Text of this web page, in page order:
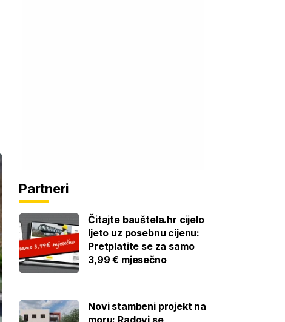
Partneri
Čitajte bauštela.hr cijelo
ljeto uz posebnu cijenu:
Pretplatite se za samo
3,99 € mjesečno
Novi stambeni projekt na
moru: Radovi se